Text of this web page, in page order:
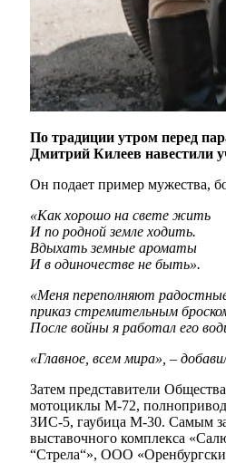
По традиции утром перед
Дмитрий Килеев навестили
Он подает пример мужества,
«Как хорошо на свете жить
И по родной земле ходить.
Вдыхать земные ароматы
И в одиночестве не быть».
«Меня переполняют
приказ стремительным
После войны я работал его
«Главное, всем мира», –
Затем представители
мотоциклы М-72,
ЗИС-5, гаубица М-30. Самым
выставочного комплекса
“Стрела“», ООО